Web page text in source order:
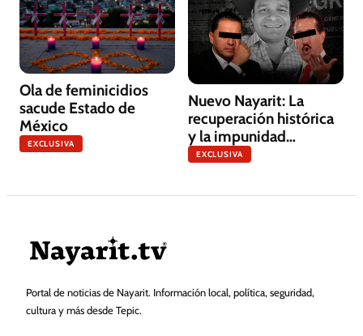
Ola de feminicidios
sacude Estado de
México
EXCLUSIVA
Nuevo Nayarit: La
recuperación histórica
y la impunidad
selectiva
EXCLUSIVA
Portal de noticias de Nayarit. Información local, política, seguridad,
cultura y más desde Tepic.